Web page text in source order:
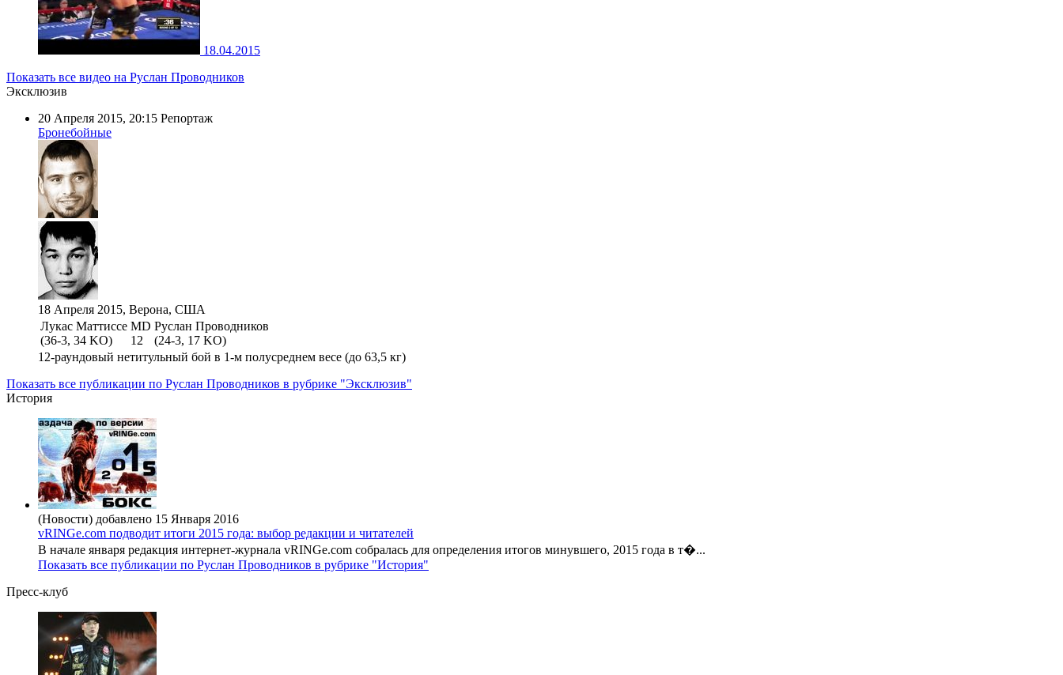
18.04.2015
Показать все видео на Руслан Проводников
Эксклюзив
20 Апреля 2015, 20:15 Репортаж
Бронебойные
18 Апреля 2015, Верона, США
Лукас Маттиссе
(36-3, 34 KO)
MD
12
Руслан Проводников
(24-3, 17 KO)
12-раундовый нетитульный бой в 1-м полусреднем весе (до 63,5 кг)
Показать все публикации по Руслан Проводников в рубрике "Эксклюзив"
История
(Новости) добавлено 15 Января 2016
vRINGe.com подводит итоги 2015 года: выбор редакции и читателей
В начале января редакция интернет-журнала vRINGe.com собралась для определения итогов минувшего, 2015 года в т�...
Показать все публикации по Руслан Проводников в рубрике "История"
Пресс-клуб